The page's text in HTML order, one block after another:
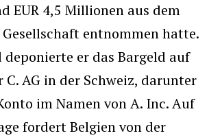
EUR 4,5 Millionen aus dem
entnommen hatte.
deponierte er das Bargeld auf
C. AG in der Schweiz, darunter
im Namen von A. Inc. Auf
fordert Belgien von der